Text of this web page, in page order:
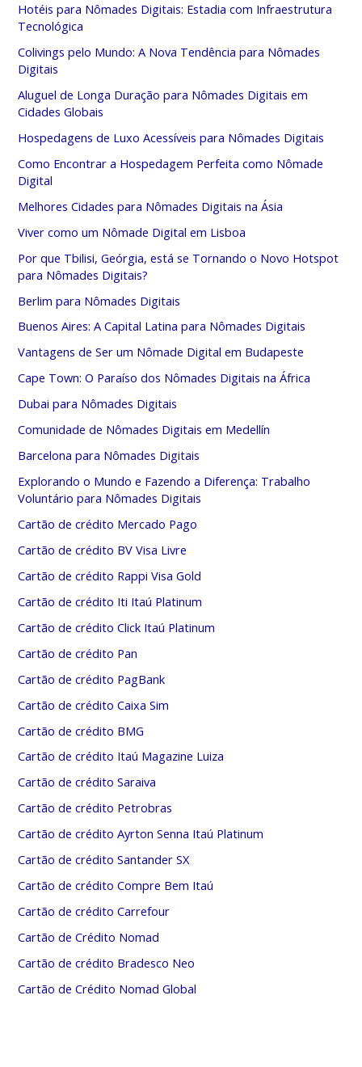
Hotéis para Nômades Digitais: Estadia com Infraestrutura
Tecnológica
Colivings pelo Mundo: A Nova Tendência para Nômades
Digitais
Aluguel de Longa Duração para Nômades Digitais em
Cidades Globais
Hospedagens de Luxo Acessíveis para Nômades Digitais
Como Encontrar a Hospedagem Perfeita como Nômade
Digital
Melhores Cidades para Nômades Digitais na Ásia
Viver como um Nômade Digital em Lisboa
Por que Tbilisi, Geórgia, está se Tornando o Novo Hotspot
para Nômades Digitais?
Berlim para Nômades Digitais
Buenos Aires: A Capital Latina para Nômades Digitais
Vantagens de Ser um Nômade Digital em Budapeste
Cape Town: O Paraíso dos Nômades Digitais na África
Dubai para Nômades Digitais
Comunidade de Nômades Digitais em Medellín
Barcelona para Nômades Digitais
Explorando o Mundo e Fazendo a Diferença: Trabalho
Voluntário para Nômades Digitais
Cartão de crédito Mercado Pago
Cartão de crédito BV Visa Livre
Cartão de crédito Rappi Visa Gold
Cartão de crédito Iti Itaú Platinum
Cartão de crédito Click Itaú Platinum
Cartão de crédito Pan
Cartão de crédito PagBank
Cartão de crédito Caixa Sim
Cartão de crédito BMG
Cartão de crédito Itaú Magazine Luiza
Cartão de crédito Saraiva
Cartão de crédito Petrobras
Cartão de crédito Ayrton Senna Itaú Platinum
Cartão de crédito Santander SX
Cartão de crédito Compre Bem Itaú
Cartão de crédito Carrefour
Cartão de Crédito Nomad
Cartão de crédito Bradesco Neo
Cartão de Crédito Nomad Global